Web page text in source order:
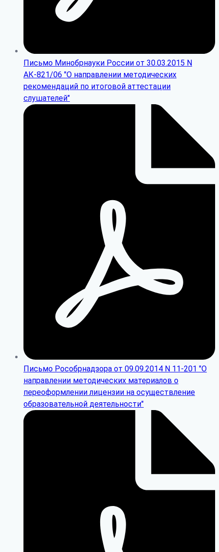
Письмо Минобрнауки России от 30.03.2015 N
АК-821/06 "О направлении методических
рекомендаций по итоговой аттестации
слушателей"
Письмо Рособрнадзора от 09.09.2014 N 11-201 "О
направлении методических материалов о
переоформлении лицензии на осуществление
образовательной деятельности"